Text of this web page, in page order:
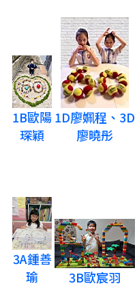
1B歐陽
琛穎
1D廖姵程、3D
廖曉彤
3A鍾善
瑜
3B歐宸羽